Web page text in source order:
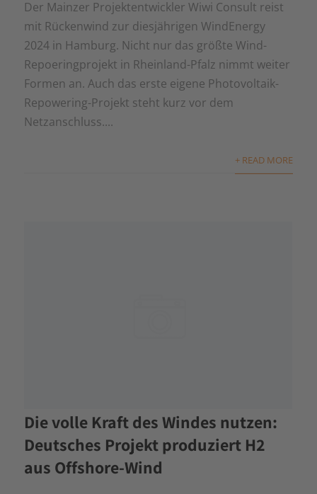
Der Mainzer Projektentwickler Wiwi Consult reist
mit Rückenwind zur diesjährigen WindEnergy
2024 in Hamburg. Nicht nur das größte Wind-
Repoeringprojekt in Rheinland-Pfalz nimmt weiter
Formen an. Auch das erste eigene Photovoltaik-
Repowering-Projekt steht kurz vor dem
Netzanschluss....
+ READ MORE
Die volle Kraft des Windes nutzen:
Deutsches Projekt produziert H2
aus Offshore-Wind